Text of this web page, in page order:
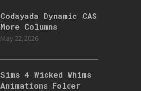
Codayada Dynamic CAS
More Columns
May 22, 2026
Sims 4 Wicked Whims
Animations Folder